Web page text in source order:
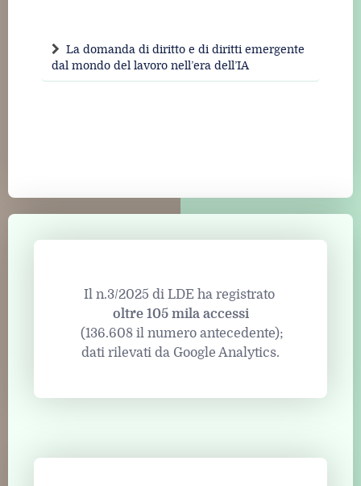
La domanda di diritto e di diritti emergente
dal mondo del lavoro nell’era dell’IA
Il n.3/2025 di LDE ha registrato
oltre 105 mila accessi
(136.608 il numero antecedente);
dati rilevati da Google Analytics.